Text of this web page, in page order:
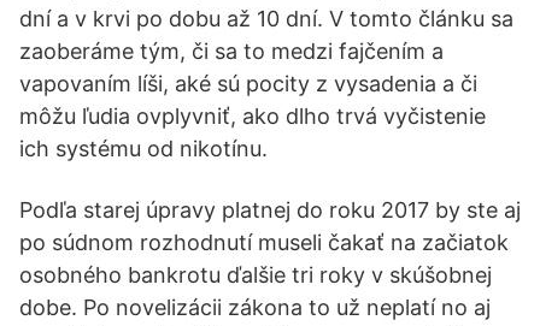
dní a v krvi po dobu až 10 dní. V tomto článku sa
zaoberáme tým, či sa to medzi fajčením a
vapovaním líši, aké sú pocity z vysadenia a či
môžu ľudia ovplyvniť, ako dlho trvá vyčistenie
ich systému od nikotínu.
Podľa starej úpravy platnej do roku 2017 by ste aj
po súdnom rozhodnutí museli čakať na začiatok
osobného bankrotu ďalšie tri roky v skúšobnej
dobe. Po novelizácii zákona to už neplatí no aj